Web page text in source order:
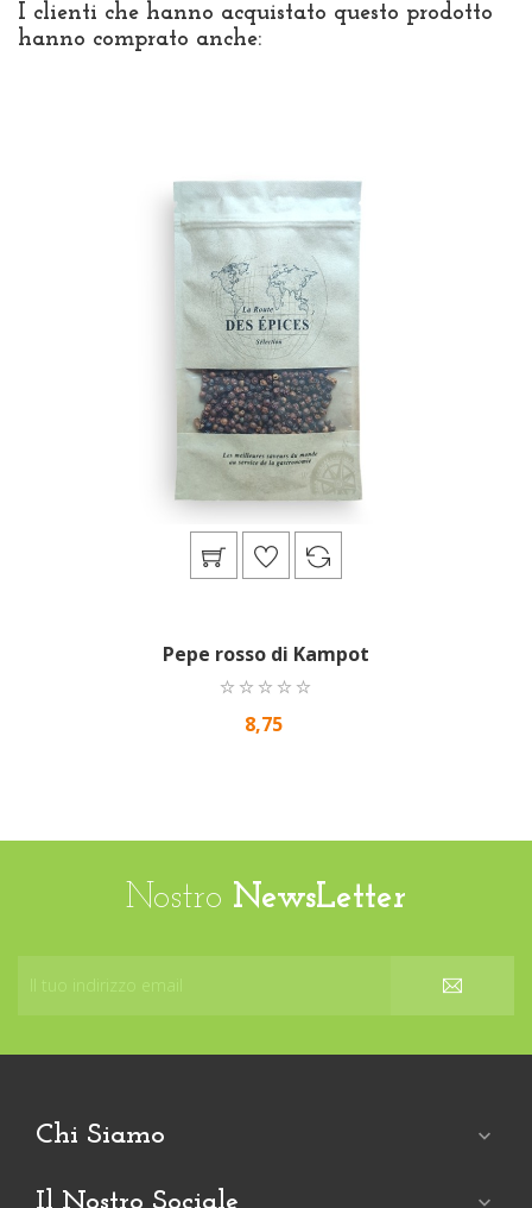
I clienti che hanno acquistato questo prodotto
hanno comprato anche:
Pepe rosso di Kampot
8,75
Nostro NewsLetter
Chi Siamo 
Il Nostro Sociale 